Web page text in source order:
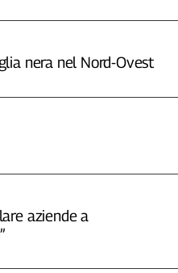
nera nel Nord-Ovest
aziende a